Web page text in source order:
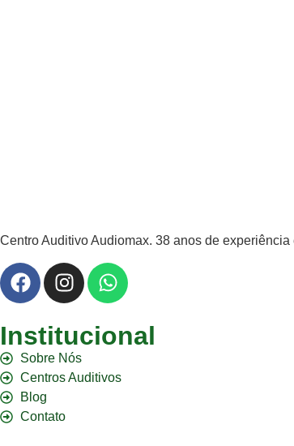
Centro Auditivo Audiomax. 38 anos de
Institucional
Sobre Nós
Centros Auditivos
Blog
Contato